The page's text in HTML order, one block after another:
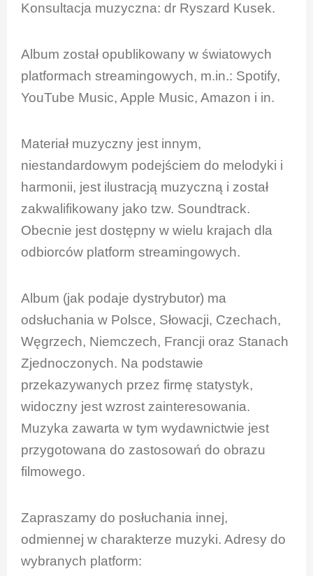
Konsultacja muzyczna: dr Ryszard Kusek.
Album został opublikowany w światowych
platformach streamingowych, m.in.: Spotify,
YouTube Music, Apple Music, Amazon i in.
Materiał muzyczny jest innym,
niestandardowym podejściem do melodyki i
harmonii, jest ilustracją muzyczną i został
zakwalifikowany jako tzw. Soundtrack.
Obecnie jest dostępny w wielu krajach dla
odbiorców platform streamingowych.
Album (jak podaje dystrybutor) ma
odsłuchania w Polsce, Słowacji, Czechach,
Węgrzech, Niemczech, Francji oraz Stanach
Zjednoczonych. Na podstawie
przekazywanych przez firmę statystyk,
widoczny jest wzrost zainteresowania.
Muzyka zawarta w tym wydawnictwie jest
przygotowana do zastosowań do obrazu
filmowego.
Zapraszamy do posłuchania innej,
odmiennej w charakterze muzyki. Adresy do
wybranych platform: